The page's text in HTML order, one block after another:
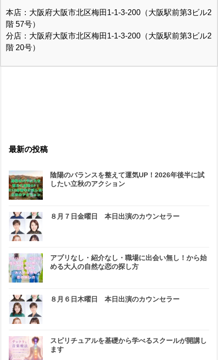
本店：大阪府大阪市北区梅田1-1-3-200（大阪駅前第3ビル2
階 57号）
分店：大阪府大阪市北区梅田1-1-3-200（大阪駅前第3ビル2
階 20号）
最新の投稿
陰陽のバランスを整えて運気UP！2026年後半に試
したい立秋のアクション
８月７日金曜日 本日出演のカウンセラー
アプリなし・紹介なし・職場に出会い無し！から始
める大人の自然な恋の探し方
８月６日木曜日 本日出演のカウンセラー
スピリチュアルを基礎から学べるスクールが開講し
ます